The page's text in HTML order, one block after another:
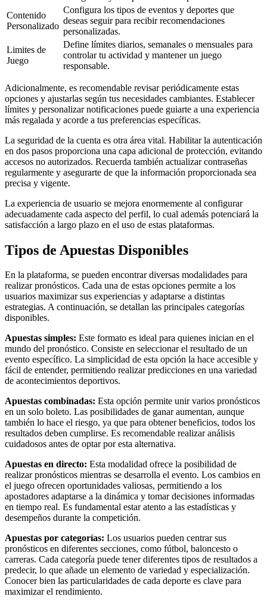
Contenido
Personalizado
Configura los tipos de eventos y deportes que
deseas seguir para recibir recomendaciones
personalizadas.
Limites de
Juego
Define límites diarios, semanales o mensuales para
controlar tu actividad y mantener un juego
responsable.
Adicionalmente, es recomendable revisar periódicamente estas
opciones y ajustarlas según tus necesidades cambiantes. Establecer
límites y personalizar notificaciones puede guiarte a una experiencia
más regalada y acorde a tus preferencias específicas.
La seguridad de la cuenta es otra área vital. Habilitar la autenticación
en dos pasos proporciona una capa adicional de protección, evitando
accesos no autorizados. Recuerda también actualizar contraseñas
regularmente y asegurarte de que la información proporcionada sea
precisa y vigente.
La experiencia de usuario se mejora enormemente al configurar
adecuadamente cada aspecto del perfil, lo cual además potenciará la
satisfacción a largo plazo en el uso de estas plataformas.
Tipos de Apuestas Disponibles
En la plataforma, se pueden encontrar diversas modalidades para
realizar pronósticos. Cada una de estas opciones permite a los
usuarios maximizar sus experiencias y adaptarse a distintas
estrategias. A continuación, se detallan las principales categorías
disponibles.
Apuestas simples: Este formato es ideal para quienes inician en el
mundo del pronóstico. Consiste en seleccionar el resultado de un
evento específico. La simplicidad de esta opción la hace accesible y
fácil de entender, permitiendo realizar predicciones en una variedad
de acontecimientos deportivos.
Apuestas combinadas: Esta opción permite unir varios pronósticos
en un solo boleto. Las posibilidades de ganar aumentan, aunque
también lo hace el riesgo, ya que para obtener beneficios, todos los
resultados deben cumplirse. Es recomendable realizar análisis
cuidadosos antes de optar por esta alternativa.
Apuestas en directo: Esta modalidad ofrece la posibilidad de
realizar pronósticos mientras se desarrolla el evento. Los cambios en
el juego ofrecen oportunidades valiosas, permitiendo a los
apostadores adaptarse a la dinámica y tomar decisiones informadas
en tiempo real. Es fundamental estar atento a las estadísticas y
desempeños durante la competición.
Apuestas por categorías: Los usuarios pueden centrar sus
pronósticos en diferentes secciones, como fútbol, baloncesto o
carreras. Cada categoría puede tener diferentes tipos de resultados a
predecir, lo que añade un elemento de variedad y especialización.
Conocer bien las particularidades de cada deporte es clave para
maximizar el rendimiento.